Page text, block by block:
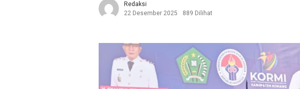
Redaksi
22 Desember 2025
889 Dilihat